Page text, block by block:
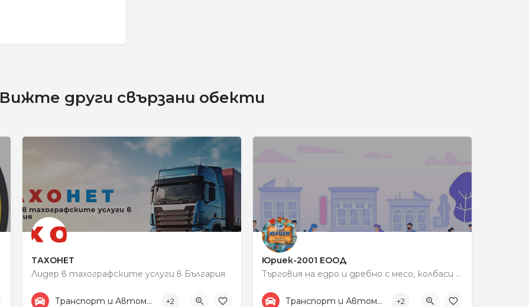
Вижте други свързани обекти
ТАХОНЕТ
Лидер в тахографските услуги в България
+359887313805
Транспорт и Автомобили +2
Юриек-2001 ЕООД
Търговия на едро и дребно с месо, колбаси и млечни продукти
+359 87 833 3335
Транспорт и Автомобили +2